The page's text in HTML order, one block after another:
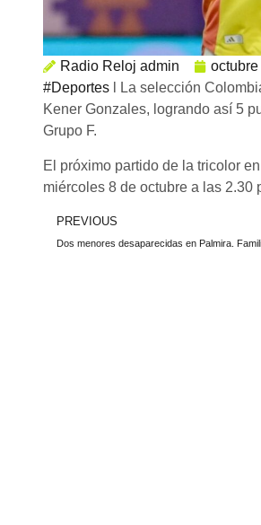
Radio Reloj admin
#Deportes l La selección
Kener Gonzales, logrando así 5
Grupo F.
El próximo partido de la tricolor
miércoles 8 de octubre a las
PREVIOUS
Dos menores desaparecidas en Palmira.